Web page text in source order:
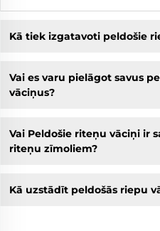
Kā tiek izgatavoti peldošie
Vai es varu pielāgot savus
vāciņus?
Vai Peldošie riteņu vāciņi ir
riteņu zīmoliem?
Kā uzstādīt peldošās riepu